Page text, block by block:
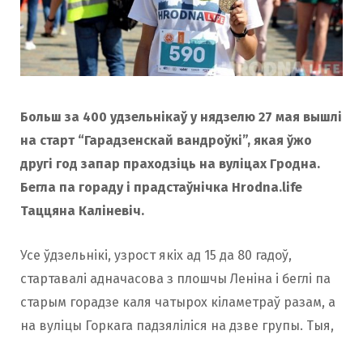
Больш за 400 удзельнікаў у нядзелю 27 мая вышлі
на старт “Гарадзенскай вандроўкі”, якая ўжо
другі год запар праходзіць на вуліцах Гродна.
Бегла па гораду і прадстаўнічка Hrodna.life
Таццяна Каліневіч.
Усе ўдзельнікі, узрост якіх ад 15 да 80 гадоў,
стартавалі адначасова з плошчы Леніна і беглі па
старым горадзе каля чатырох кіламетраў разам, а
на вуліцы Горкага падзяліліся на дзве групы. Тыя,